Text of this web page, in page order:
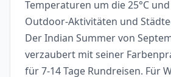
Temperaturen um die 25°C
Outdoor-Aktivitäten und
Der Indian Summer von
verzaubert mit seiner
für 7-14 Tage Rundreisen. Für